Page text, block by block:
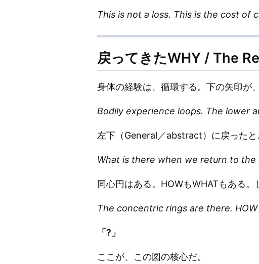
This is not a loss. This is the cost of
戻ってきたWHY / The
身体の経験は、循環する。下の矢印が
Bodily experience loops. The lower
左下（General／abstract）に戻ったと
What is there when we return to
同心円はある。HOWもWHATもある。
The concentric rings are there.
「?」
ここが、この図の核心だ。